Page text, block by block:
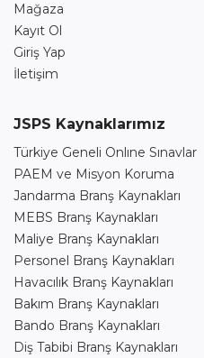
Mağaza
Kayıt Ol
Giriş Yap
İletişim
JSPS Kaynaklarımız
Türkiye Geneli Onlıne Sınavlar
PAEM ve Misyon Koruma
Jandarma Branş Kaynakları
MEBS Branş Kaynakları
Maliye Branş Kaynakları
Personel Branş Kaynakları
Havacılık Branş Kaynakları
Bakım Branş Kaynakları
Bando Branş Kaynakları
Diş Tabibi Branş Kaynakları